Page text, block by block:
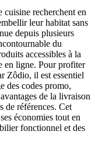
cuisine recherchent en
leur habitat sans
depuis plusieurs
du
accessibles à la
en ligne. Pour profiter
Zôdio, il est essentiel
des codes promo,
de la livraison
de références. Cet
économies tout en
fonctionnel et des